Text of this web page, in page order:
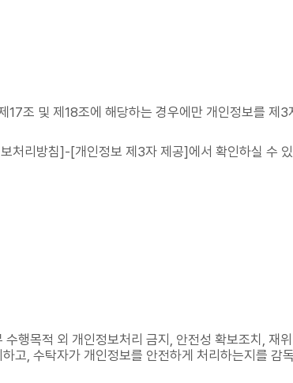
17조 및 제18조에 해당하는 경우에만 개인정보를 제3
처리방침]-[개인정보 제3자 제공]에서 확인하실 수
수행목적 외 개인정보처리 금지, 안전성 확보조치, 재
고, 수탁자가 개인정보를 안전하게 처리하는지를 감